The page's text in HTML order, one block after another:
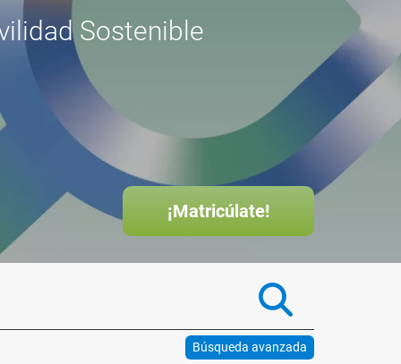
Medio y Grado
¡Matricúlate!
Búsqueda avanzada